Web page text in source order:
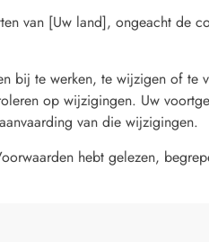
van [Uw land], ongeacht de
bij te werken, te wijzigen of te
op wijzigingen. Uw
van die wijzigingen.
hebt gelezen,